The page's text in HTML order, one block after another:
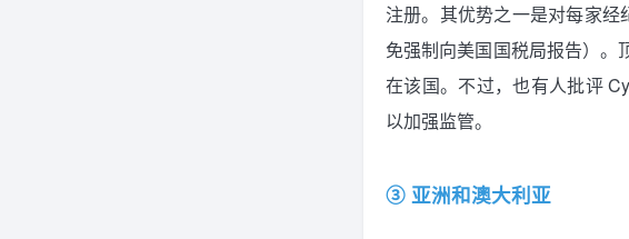
注册。其优势之一是对每家
免强制向美国国税局报告）
在该国。不过，也有人批评
以加强监管。
③ 亚洲和澳大利亚